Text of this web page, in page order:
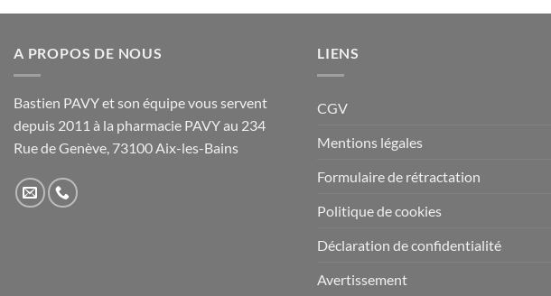
A PROPOS DE NOUS
Bastien PAVY et son équipe vous servent
depuis 2011 à la pharmacie PAVY au 234
Rue de Genève, 73100 Aix-les-Bains
LIENS
CGV
Mentions légales
Formulaire de rétractation
Politique de cookies
Déclaration de confidentialité
Avertissement